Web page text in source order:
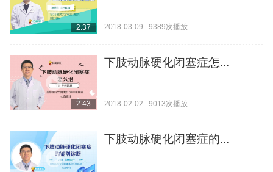
2:37 2018-03-09 9389次播放
2:43
下肢动脉硬化闭塞症怎...
2018-02-02 9013次播放
下肢动脉硬化闭塞症的...